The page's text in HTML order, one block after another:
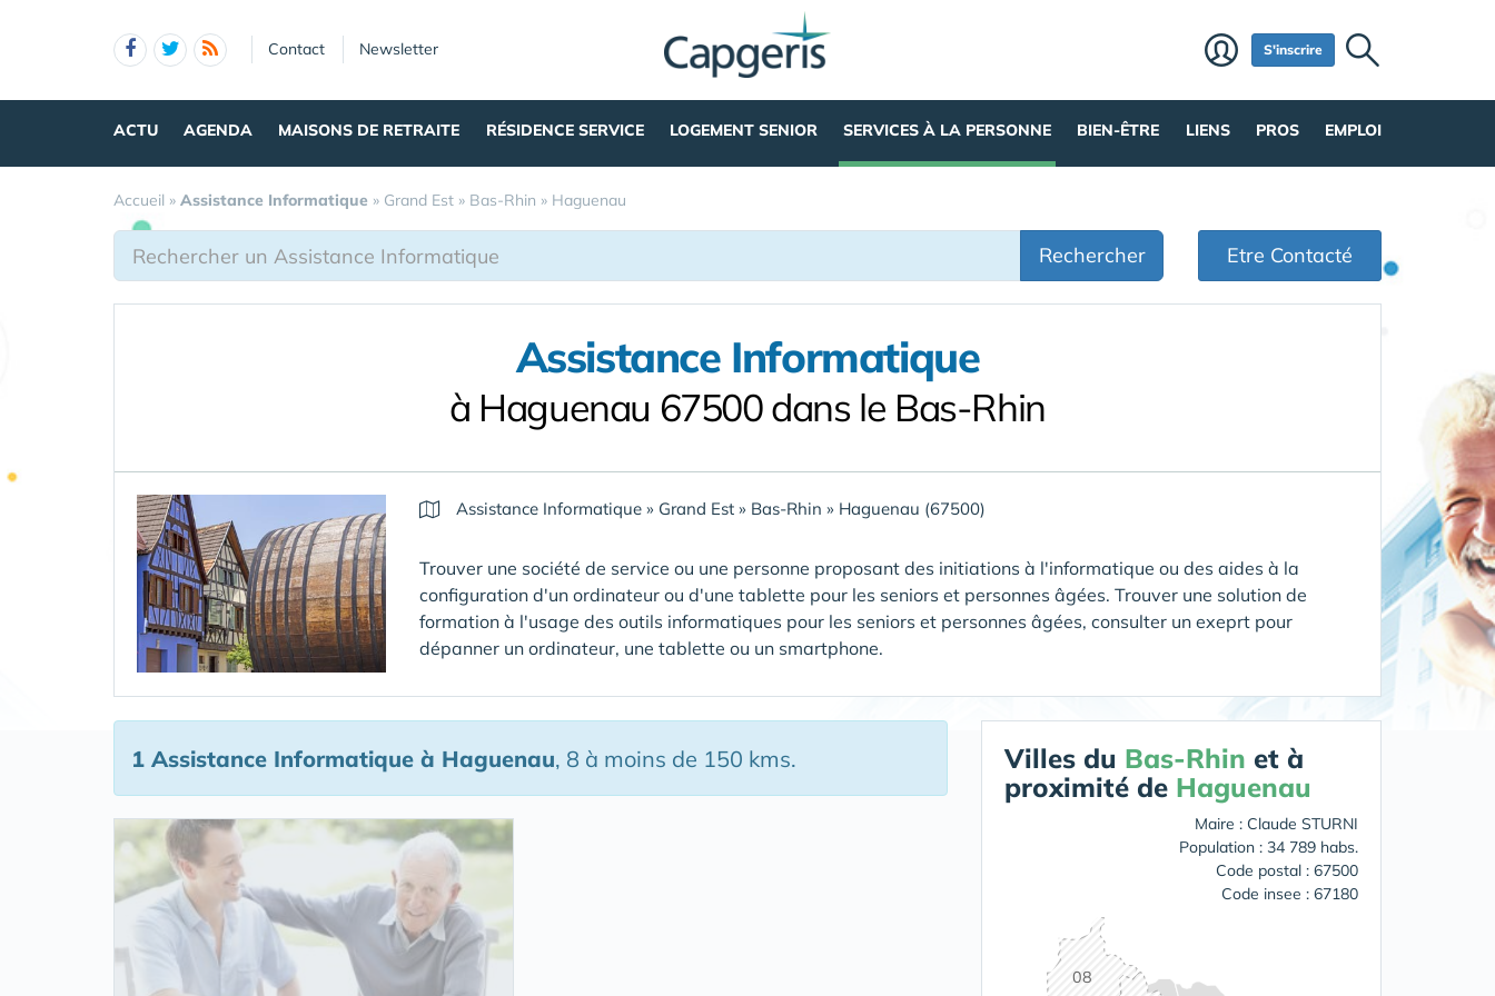
Contact Newsletter S'inscrire
ACTU AGENDA MAISONS DE RETRAITE RÉSIDENCE SERVICE LOGEMENT SENIOR SERVICES À LA PERSONNE BIEN-ÊTRE LIENS PROS EMPLOI
Accueil » Assistance Informatique » Grand Est » Bas-Rhin » Haguenau
Rechercher Etre Contacté
Assistance Informatique
à Haguenau 67500 dans le Bas-Rhin
Assistance Informatique » Grand Est » Bas-Rhin » Haguenau (67500)
Trouver une société de service ou une personne proposant des initiations à l'informatique ou des aides à la
configuration d'un ordinateur ou d'une tablette pour les seniors et personnes âgées. Trouver une solution de
formation à l'usage des outils informatiques pour les seniors et personnes âgées, consulter un exeprt pour
dépanner un ordinateur, une tablette ou un smartphone.
1 Assistance Informatique à Haguenau, 8 à moins de 150 kms. Villes du Bas-Rhin et à
proximité de Haguenau
Maire : Claude STURNI
Population : 34 789 habs.
Code postal : 67500
Code insee : 67180
08